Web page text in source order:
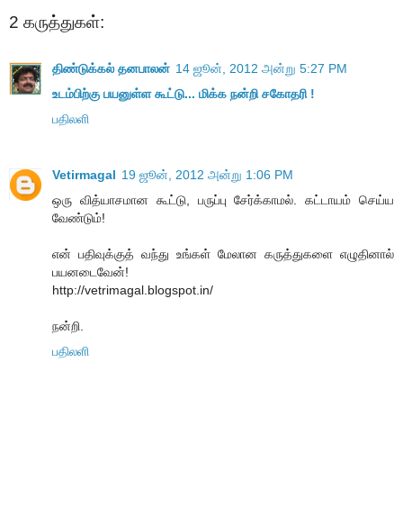
2 கருத்துகள்:
திண்டுக்கல் தனபாலன் 14 ஜூன், 2012 அன்று 5:27 PM
உடம்பிற்கு பயனுள்ள கூட்டு... மிக்க நன்றி சகோதரி !
பதிலளி
Vetirmagal 19 ஜூன், 2012 அன்று 1:06 PM
ஒரு வித்யாசமான கூட்டு, பருப்பு சேர்க்காமல். கட்டாயம் செய்ய
வேண்டும்!
என் பதிவுக்குத் வந்து உங்கள் மேலான கருத்துகளை எழுதினால்
பயனடைவேன்!
http://vetrimagal.blogspot.in/
நன்றி.
பதிலளி